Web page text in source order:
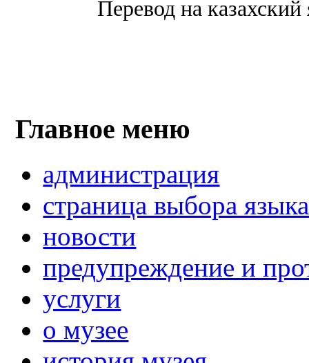
Перевод на
Главное меню
администрация
страница выбора языка
новости
предупреждение и
услуги
о музее